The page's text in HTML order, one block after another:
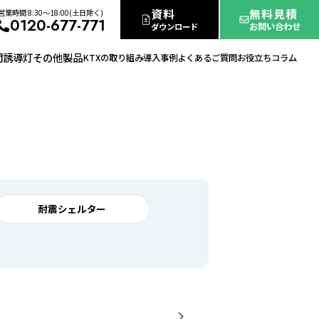
0120-677-771
業時間 8:30〜18:00(土日除く) 資料
ダウンロード
無料見積
お問い合わせ
誘導灯その他製品KTXの取り組み導入事例よくあるご質問お役立ちコラム
耐震シェルター